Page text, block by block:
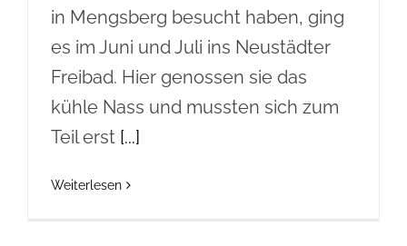
in Mengsberg besucht haben, ging
es im Juni und Juli ins Neustädter
Freibad. Hier genossen sie das
kühle Nass und mussten sich zum
Teil erst [...]
Weiterlesen